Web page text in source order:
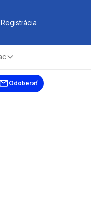
Registrácia
Odoberať